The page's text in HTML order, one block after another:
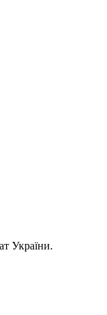
України.